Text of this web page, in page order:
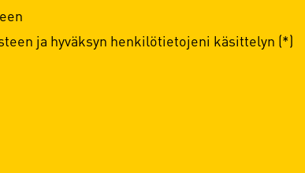
ja hyväksyn henkilötietojeni käsittelyn (*)